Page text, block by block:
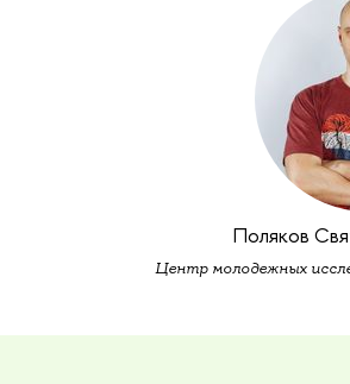
Поляков
Центр молодежных